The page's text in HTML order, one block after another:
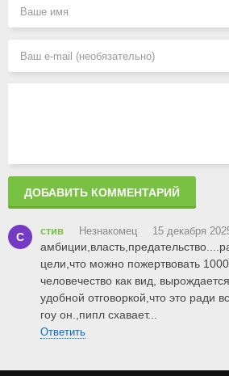
С стив Незнакомец 15 декабря
цели,что можно пожертвовать
человечество как вид,
удобной отговоркой,что это ради
гоу он.,пипл схавает...
Ответить
ДОБАВИТЬ КОММЕНТАРИЙ